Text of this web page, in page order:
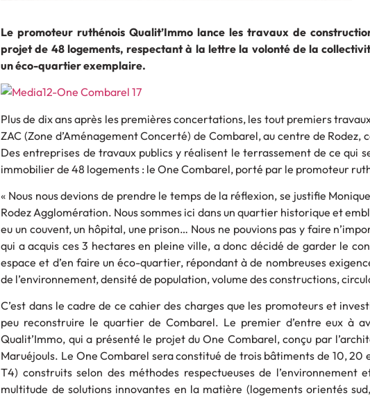
Le promoteur ruthénois Qualit’Immo lance les travaux de
projet de 48 logements, respectant à la lettre la volonté de la
un éco-quartier exemplaire.
Plus de dix ans après les premières concertations, les tout premiers
ZAC (Zone d’Aménagement Concerté) de Combarel, au centre de Rodez,
Des entreprises de travaux publics y réalisent le terrassement de ce qui
immobilier de 48 logements : le One Combarel, porté par le promoteur
« Nous nous devions de prendre le temps de la réflexion, se justifie
Rodez Agglomération. Nous sommes ici dans un quartier historique et
eu un couvent, un hôpital, une prison… Nous ne pouvions pas y faire
qui a acquis ces 3 hectares en pleine ville, a donc décidé de garder le
espace et d’en faire un éco-quartier, répondant à de nombreuses
de l’environnement, densité de population, volume des constructions,
C’est dans le cadre de ce cahier des charges que les promoteurs et
peu reconstruire le quartier de Combarel. Le premier d’entre eux à
Qualit’Immo, qui a présenté le projet du One Combarel, conçu par
Maruéjouls. Le One Combarel sera constitué de trois bâtiments de 10, 20
T4) construits selon des méthodes respectueuses de l’environnement
multitude de solutions innovantes en la matière (logements orientés